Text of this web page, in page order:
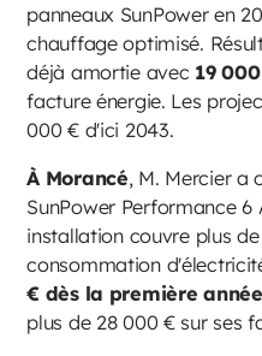
panneaux SunPower en
chauffage optimisé.
déjà amortie avec 19
facture énergie. Les
000 € d'ici 2043.
À Morancé, M. Mercier a
SunPower Performance
installation couvre plus
consommation
€ dès la première année
plus de 28 000 € sur ses